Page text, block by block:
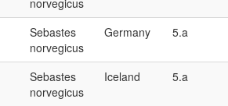
norvegicus
Sebastes
norvegicus
Germany 5.a
Sebastes
norvegicus
Iceland 5.a